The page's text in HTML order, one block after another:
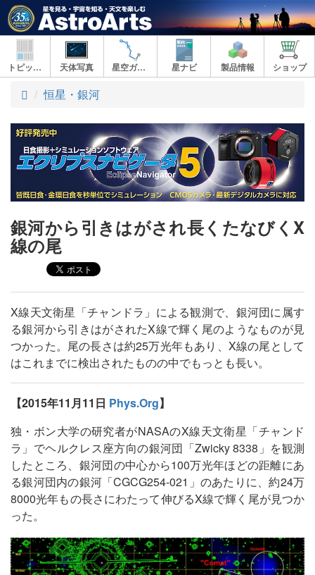
トピックス 天体写真 星空ガイド 星ナビ 製品情報 ショップ
ト
プ
恒星・銀河
銀河から引きはがされ長くたなびくX
線の尾
X線天文衛星「チャンドラ」による観測で、銀河団に属す
る銀河から引きはがされたX線で輝く尾のようなものが見
つかった。尾の長さは約25万光年もあり、X線の尾として
はこれまでに検出されたものの中でもっとも長い。
【2015年11月11日 Phys.Org】
独・ボン大学の研究者がNASAのX線天文衛星「チャンド
ラ」でヘルクレス座方向の銀河団「Zwicky 8338」を観測
したところ、銀河団の中心から100万光年ほどの距離にあ
る銀河団内の銀河「CGCG254-021」のあたりに、約24万
8000光年もの長さにわたって伸びるX線で輝く尾が見つか
った。